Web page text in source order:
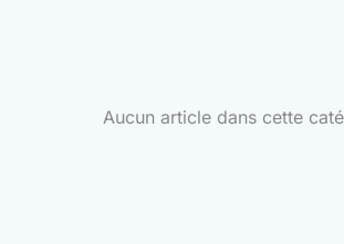
Aucun article dans cette